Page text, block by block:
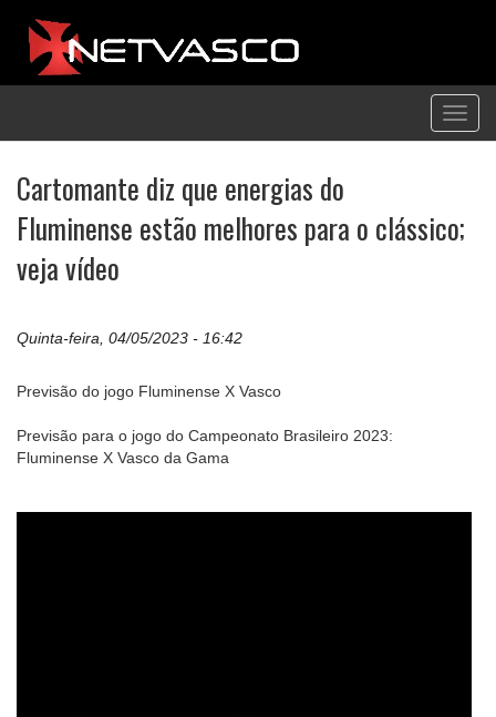
Cartomante diz que energias do
Fluminense estão melhores para o clássico;
veja vídeo
Quinta-feira, 04/05/2023 - 16:42
Previsão do jogo Fluminense X Vasco
Previsão para o jogo do Campeonato Brasileiro 2023:
Fluminense X Vasco da Gama